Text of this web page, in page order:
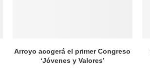
Arroyo acogerá el primer Congreso
‘Jóvenes y Valores’